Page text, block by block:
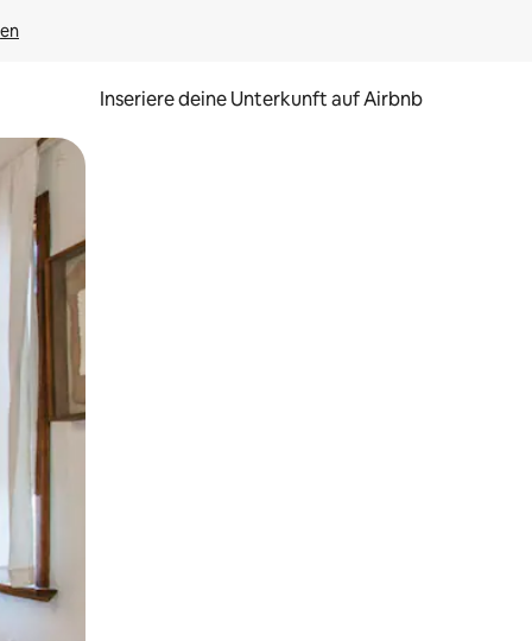
Inseriere deine Unterkunft auf Airbnb
oder Wischgesten.